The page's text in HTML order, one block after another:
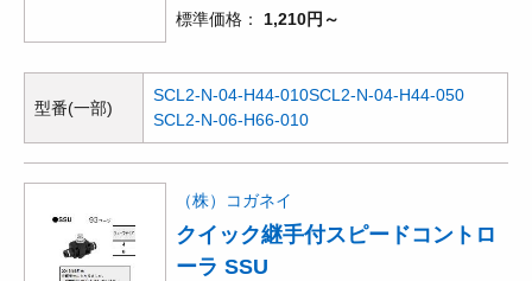
標準価格 1,210円～
型番(一部)
SCL2-N-04-H44-010SCL2-N-04-H44-050
SCL2-N-06-H66-010
（株）コガネイ
クイック継手付スピードコントロ
ーラ SSU